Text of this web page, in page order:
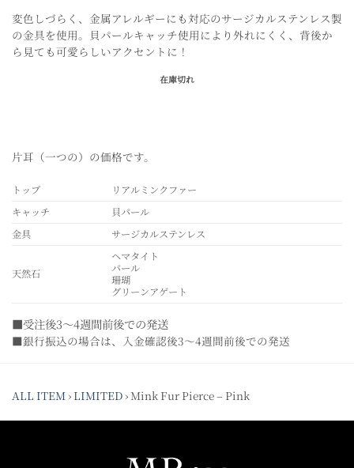
変色しづらく、金属アレルギーにも対応のサージカルステンレス製
の金具を使用。貝パールキャッチ使用により外れにくく、背後か
ら見ても可愛らしいアクセントに！
在庫切れ
片耳（一つの）の価格です。
トップ
リアルミンクファー
キャッチ
貝パール
金具
サージカルステンレス
天然石
ヘマタイト
パール
珊瑚
グリーンアゲート
■受注後3～4週間前後での発送
■銀行振込の場合は、入金確認後3～4週間前後での発送
ALL ITEM›LIMITED›Mink Fur Pierce – Pink